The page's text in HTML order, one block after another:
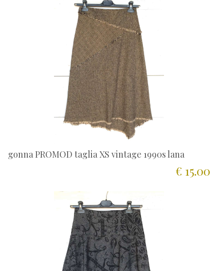
gonna PROMOD taglia XS vintage 1990s lana
€ 15.00